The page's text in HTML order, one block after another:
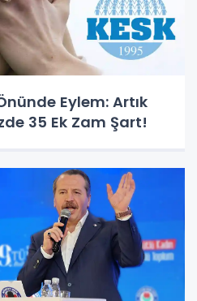
Eylem: Artık
35 Ek Zam Şart!